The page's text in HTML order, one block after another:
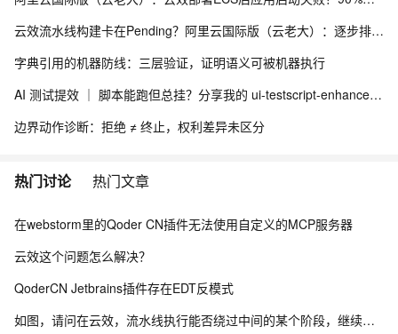
云效流水线构建卡在Pending？阿里云国际版（云老大）：逐步排查构建集群、并发与缓存
字典引用的机器防线：三层验证，证明语义可被机器执行
AI 测试提效 ｜ 脚本能跑但总挂？分享我的 ui-testscript-enhancer + Skill UI 自动化健壮性增强方案
边界动作诊断：拒绝 ≠ 终止，权利差异未区分
热门讨论 热门文章
在webstorm里的Qoder CN插件无法使用自定义的MCP服务器
云效这个问题怎么解决？
QoderCN Jetbrains插件存在EDT反模式
如图，请问在云效，流水线执行能否绕过中间的某个阶段，继续向后执行？